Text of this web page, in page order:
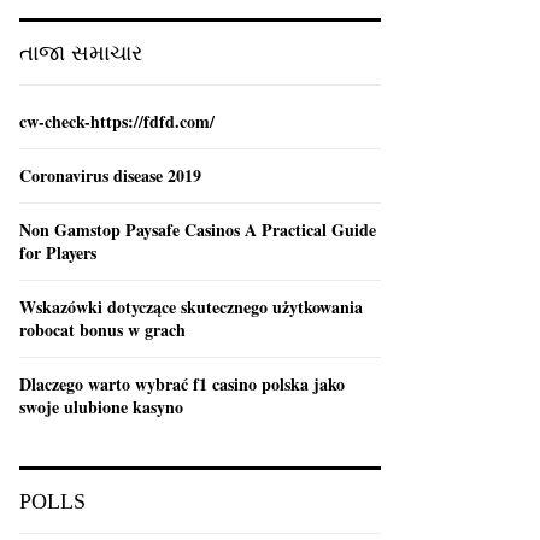
:
તાજા સમાચાર
cw-check-https://fdfd.com/
Coronavirus disease 2019
Non Gamstop Paysafe Casinos A Practical Guide
for Players
Wskazówki dotyczące skutecznego użytkowania
robocat bonus w grach
Dlaczego warto wybrać f1 casino polska jako
swoje ulubione kasyno
POLLS